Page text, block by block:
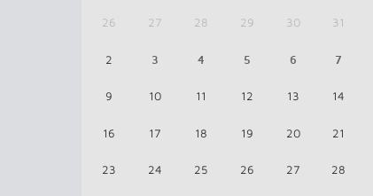
26 27 28 29 30 31
2 3 4 5 6 7
9 10 11 12 13 14
16 17 18 19 20 21
23 24 25 26 27 28